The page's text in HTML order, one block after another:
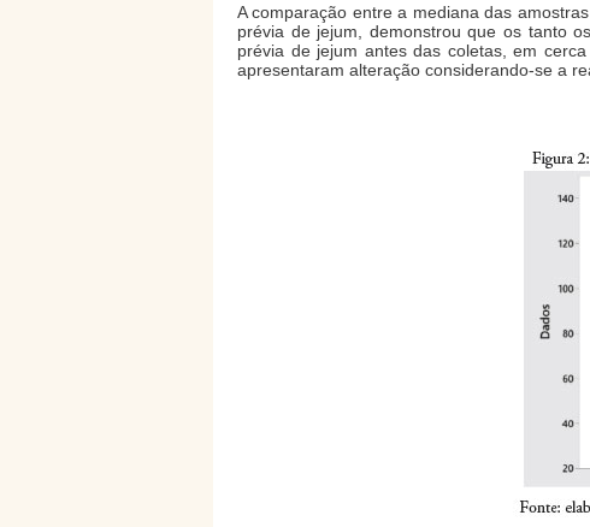
A comparação entre a mediana das
prévia de jejum, demonstrou que os tanto
prévia de jejum antes das coletas, em
apresentaram alteração considerando-se a